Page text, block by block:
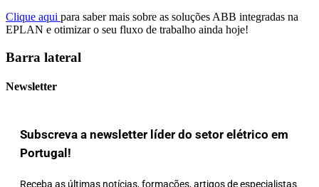
Clique aqui para saber mais sobre as soluções ABB integradas na
EPLAN e otimizar o seu fluxo de trabalho ainda hoje!
Barra lateral
Newsletter
Subscreva a newsletter líder do setor elétrico em
Portugal!
Receba as últimas notícias, formações, artigos de especialistas